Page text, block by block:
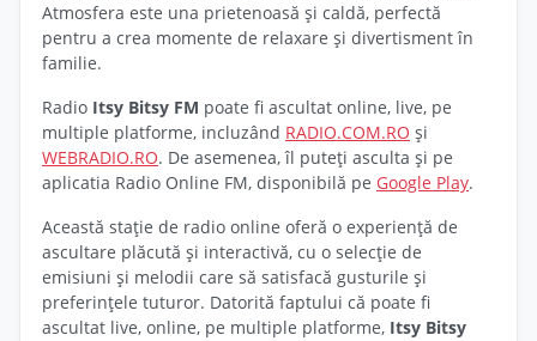
Atmosfera este una prietenoasă și caldă, perfectă
pentru a crea momente de relaxare și divertisment în
familie.
Radio Itsy Bitsy FM poate fi ascultat online, live, pe
multiple platforme, incluzând RADIO.COM.RO și
WEBRADIO.RO. De asemenea, îl puteți asculta și pe
aplicatia Radio Online FM, disponibilă pe Google Play.
Această stație de radio online oferă o experiență de
ascultare plăcută și interactivă, cu o selecție de
emisiuni și melodii care să satisfacă gusturile și
preferințele tuturor. Datorită faptului că poate fi
ascultat live, online, pe multiple platforme, Itsy Bitsy